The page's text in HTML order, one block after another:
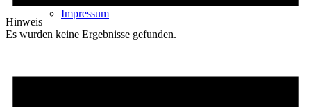
Impressum
Hinweis
Es wurden keine Ergebnisse gefunden.